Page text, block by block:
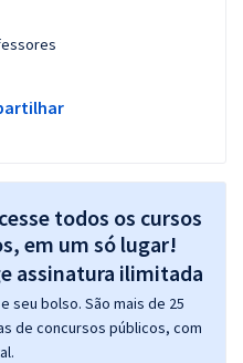
todos os cursos
em um só lugar!
seu bolso. São mais de 25
de concursos públicos, com